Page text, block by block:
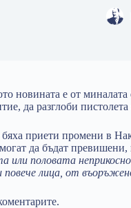
новината е от
да разглоби
приети промени в
да бъдат превишени,
или половата
повече лица, от